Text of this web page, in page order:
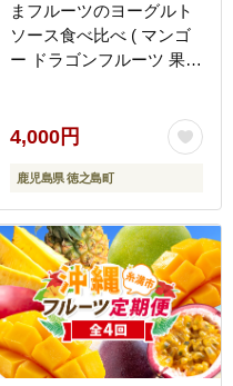
まフルーツのヨーグルト
ソース食べ比べ ( マンゴ
ー ドラゴンフルーツ 果物
鹿児島 美味しい 食べ比べ
レターパックプラス配送
4,000円
鹿児島県 徳之島町